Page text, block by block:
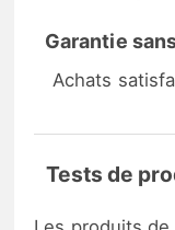
Garantie
Achats
Tests de